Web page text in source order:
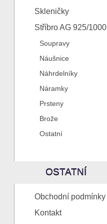
Skleničky
Stříbro AG 925/1000
Soupravy
Náušnice
Náhrdelníky
Náramky
Prsteny
Brože
Ostatní
OSTATNÍ
Obchodní podmínky
Kontakt